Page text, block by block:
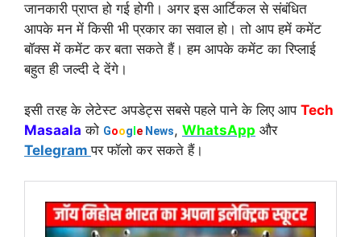
जानकारी प्राप्त हो गई होगी। अगर इस आर्टिकल से संबंधित
आपके मन में किसी भी प्रकार का सवाल हो। तो आप हमें कमेंट
बॉक्स में कमेंट कर बता सकते हैं। हम आपके कमेंट का रिप्लाई
बहुत ही जल्दी दे देंगे।
इसी तरह के लेटेस्ट अपडेट्स सबसे पहले पाने के लिए आप Tech
Masaala को Google News, WhatsApp और
Telegramपर फॉलो कर सकते हैं।